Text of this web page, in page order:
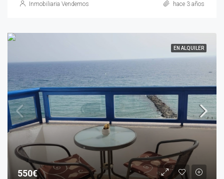
Inmobiliaria Vendemos hace 3 años
EN ALQUILER
550€